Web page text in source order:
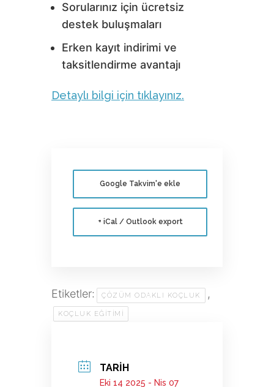
Sorularınız için ücretsiz
destek buluşmaları
Erken kayıt indirimi ve
taksitlendirme avantajı
Detaylı bilgi için tıklayınız.
Google Takvim'e ekle
+ iCal / Outlook export
Etiketler: ÇÖZÜM ODAKLI KOÇLUK ,
KOÇLUK EĞITIMI
TARIH
Eki 14 2025 - Nis 07